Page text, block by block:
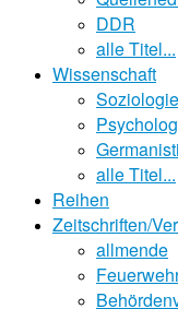
DDR
alle Titel...
Wissenschaft
Soziologie
alle Titel...
Reihen
Zeitschriften/
allmende